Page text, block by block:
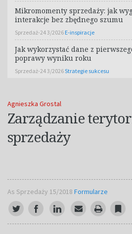
Agnieszka Grostal
Zarządzanie
sprzedaży
As Sprzedaży 15/2018 Formularze
Mikromomenty sprzedaży: jak
interakcje bez zbędnego szumu
Sprzedaż-24 3/2026 E-inspiracje
Jak wykorzystać dane z
poprawy wyniku roku
Sprzedaż-24 3/2026Strategie sukcesu